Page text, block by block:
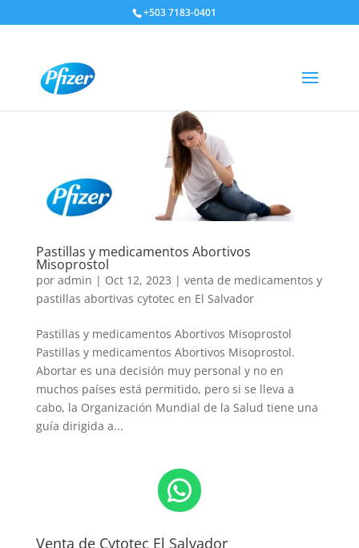
+503 7183-0401
Pastillas y medicamentos Abortivos
Misoprostol
por admin | Oct 12, 2023 | venta de medicamentos y
pastillas abortivas cytotec en El Salvador
Pastillas y medicamentos Abortivos Misoprostol
Pastillas y medicamentos Abortivos Misoprostol.
Abortar es una decisión muy personal y no en
muchos países está permitido, pero si se lleva a
cabo, la Organización Mundial de la Salud tiene una
guía dirigida a...
WhatsApp
Venta de Cytotec El Salvador